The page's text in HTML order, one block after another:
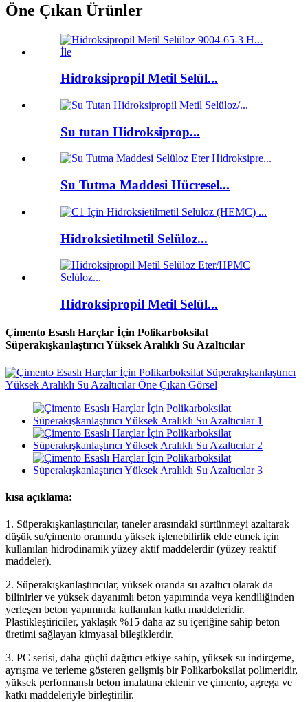
Öne Çıkan Ürünler
Hidroksipropil Metil Selül...
Su tutan Hidroksiprop...
Su Tutma Maddesi Hücresel...
Hidroksietilmetil Selüloz...
Hidroksipropil Metil Selül...
Çimento Esaslı Harçlar İçin Polikarboksilat
Süperakışkanlaştırıcı Yüksek Aralıklı Su Azaltıcılar
kısa açıklama:
1. Süperakışkanlaştırıcılar, taneler arasındaki sürtünmeyi azaltarak
düşük su/çimento oranında yüksek işlenebilirlik elde etmek için
kullanılan hidrodinamik yüzey aktif maddelerdir (yüzey reaktif
maddeler).
2. Süperakışkanlaştırıcılar, yüksek oranda su azaltıcı olarak da
bilinirler ve yüksek dayanımlı beton yapımında veya kendiliğinden
yerleşen beton yapımında kullanılan katkı maddeleridir.
Plastikleştiriciler, yaklaşık %15 daha az su içeriğine sahip beton
üretimi sağlayan kimyasal bileşiklerdir.
3. PC serisi, daha güçlü dağıtıcı etkiye sahip, yüksek su indirgeme,
ayrışma ve terleme gösteren gelişmiş bir Polikarboksilat polimeridir,
yüksek performanslı beton imalatına eklenir ve çimento, agrega ve
katkı maddeleriyle birleştirilir.